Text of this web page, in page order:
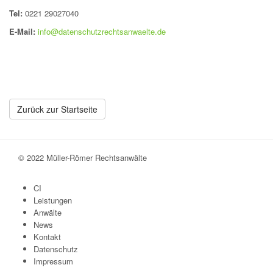
Tel: 0221 29027040
E-Mail: info@datenschutzrechtsanwaelte.de
Zurück zur Startseite
© 2022 Müller-Römer Rechtsanwälte
CI
Leistungen
Anwälte
News
Kontakt
Datenschutz
Impressum